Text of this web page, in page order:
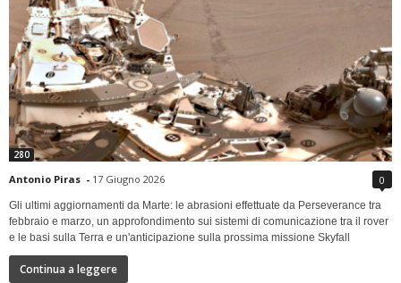
280
Antonio Piras - 17 Giugno 2026 0
Gli ultimi aggiornamenti da Marte: le abrasioni effettuate da Perseverance tra
febbraio e marzo, un approfondimento sui sistemi di comunicazione tra il rover
e le basi sulla Terra e un'anticipazione sulla prossima missione Skyfall
Continua a leggere